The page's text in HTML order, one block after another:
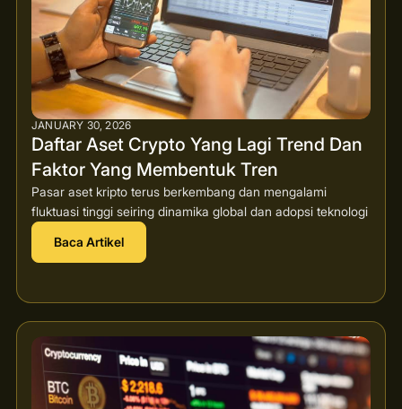
JANUARY 30, 2026
Daftar Aset Crypto Yang Lagi Trend Dan
Faktor Yang Membentuk Tren
Pasar aset kripto terus berkembang dan mengalami
fluktuasi tinggi seiring dinamika global dan adopsi teknologi
Baca Artikel